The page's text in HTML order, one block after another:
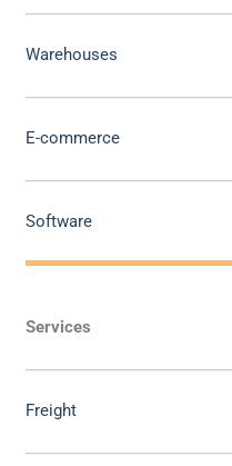
Warehouses
E-commerce
Software
Services
Freight